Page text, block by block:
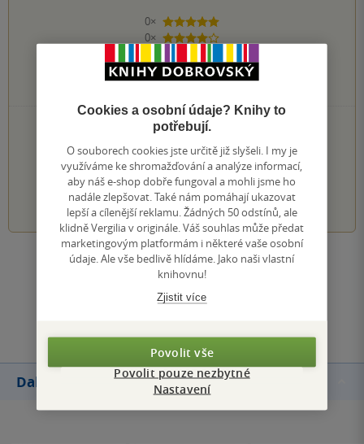
0×
5 hvězdiček
0×
4 hvězdičky
0×
2 hvězdičky
0×
PŘIDEJTE SVÉ HODNOCENÍ KNIHY
Hodnocení našich knihkupců: 0.0 z 5
1 2 3 4 5
Zobrazit všechna hodnocení
Další knihy autora
Cookies a osobní údaje? Knihy to
potřebují.
O souborech cookies jste určitě již slyšeli. I my je
využíváme ke shromažďování a analýze informací,
aby náš e-shop dobře fungoval a mohli jsme ho
nadále zlepšovat. Také nám pomáhají ukazovat
lepší a cílenější reklamu. Žádných 50 odstínů, ale
klidně Vergilia v originále. Váš souhlas může předat
marketingovým platformám i některé vaše osobní
údaje. Ale vše bedlivě hlídáme. Jako naši vlastní
knihovnu!
Zjistit více
Povolit vše
Povolit pouze nezbytné
Nastavení